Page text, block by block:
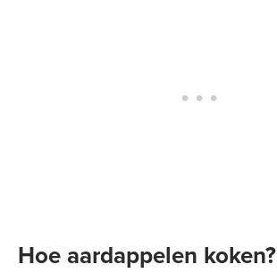
Hoe aardappelen koken?